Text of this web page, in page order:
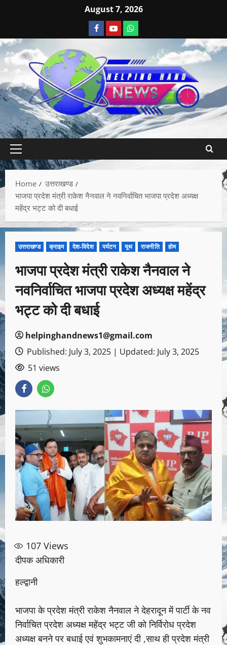
August 7, 2026
Home
उत्तराखण्ड
भाजपा प्रदेश मंत्री राकेश नैनवाल ने नवनिर्वाचित भाजपा प्रदेश अध्यक्ष
महेंद्र भट्ट को दी बधाई
उत्तराखण्ड क्राइम देश-विदेश पर्यटन यूथ राजनीति होम
भाजपा प्रदेश मंत्री राकेश नैनवाल ने
नवनिर्वाचित भाजपा प्रदेश अध्यक्ष महेंद्र
भट्ट को दी बधाई
helpinghandnews1@gmail.com
Published: July 3, 2025 | Updated: July 3, 2025
51 views
107 Views
दीपक अधिकारी
हल्द्वानी
भाजपा के प्रदेश मंत्री राकेश नैनवाल ने देहरादून में पार्टी के नव
निर्वाचित प्रदेश अध्यक्ष महेंद्र भट्ट जी को निर्विरोध प्रदेश
अध्यक्ष बनने पर बधाई एवं शुभकामनाएं दी ,साथ ही प्रदेश मंत्री